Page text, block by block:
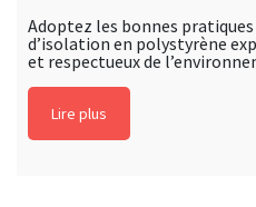
Adoptez les bonnes
d’isolation en polystyrène
et respectueux de
Lire plus